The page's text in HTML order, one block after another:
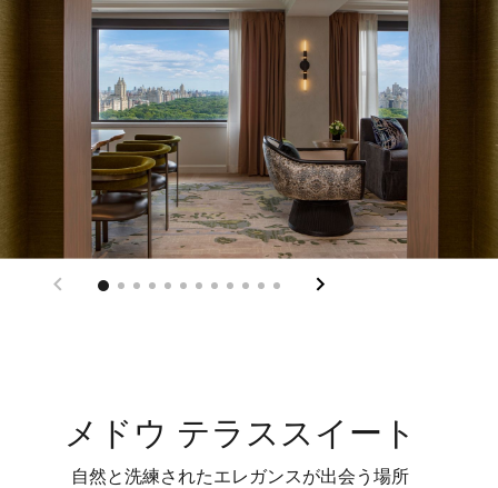
メドウ テラススイート
自然と洗練されたエレガンスが出会う場所